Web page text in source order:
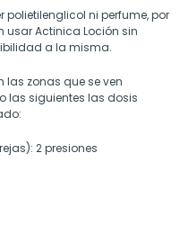
polietilenglicol ni perfume, por
usar Actinica Loción sin
a la misma.
las zonas que se ven
las siguientes las dosis
2 presiones